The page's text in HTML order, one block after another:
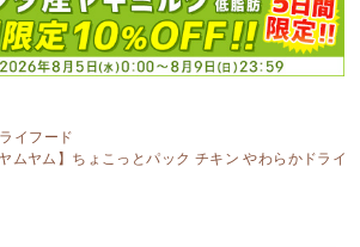
ライフード
ムヤム】ちょこっとパック チキン やわらかドライ